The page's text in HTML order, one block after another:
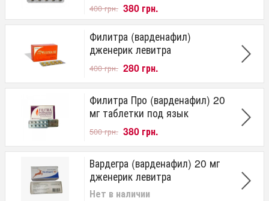
400 грн. 380 грн.
Филитра (варденафил)
дженерик левитра
400 грн. 280 грн.
Филитра Про (варденафил) 20
мг таблетки под язык
500 грн. 380 грн.
Вардегра (варденафил) 20 мг
дженерик левитра
Нет в наличии